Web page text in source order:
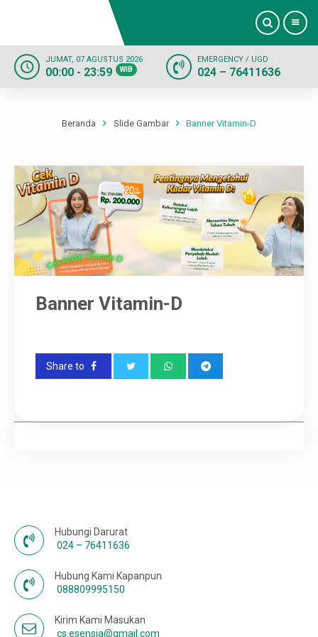
Layanan
Fasilitas
Informasi
Kontak
JUMAT, 07 AGUSTUS 2026
00:00 - 23:59 WIB
EMERGENCY / UGD
024 – 76411636
Beranda Slide Gambar Banner Vitamin-D
Banner Vitamin-D
Share to
Hubungi Darurat
024 – 76411636
Hubung Kami Kapanpun
088809995150
Kirim Kami Masukan
cs.esensia@gmail.com